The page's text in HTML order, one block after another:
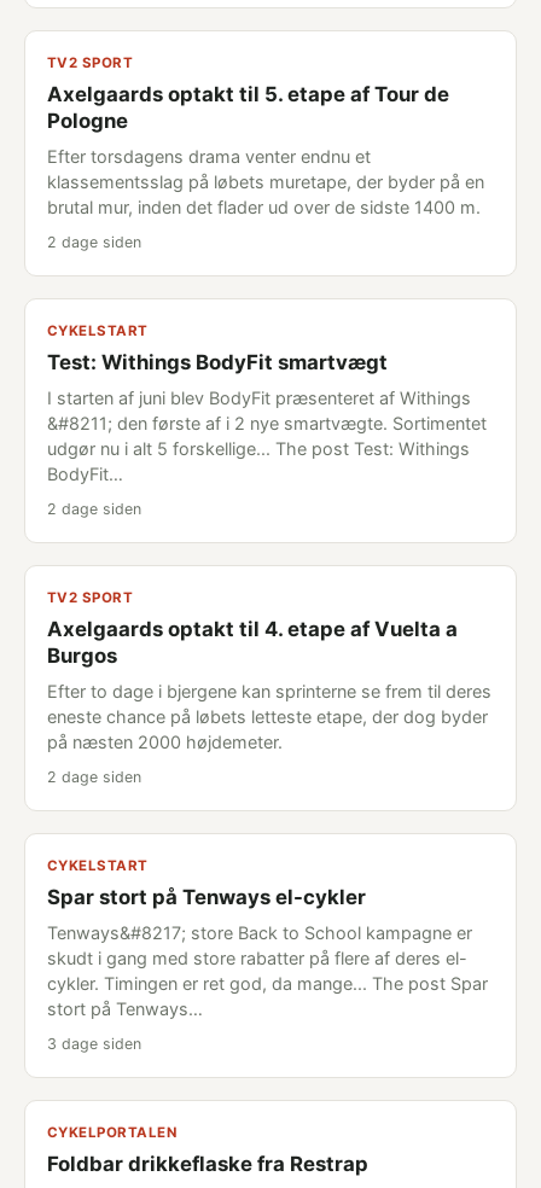
TV2 SPORT
Axelgaards optakt til 5. etape af Tour de
Pologne
Efter torsdagens drama venter endnu et
klassementsslag på løbets muretape, der byder på en
brutal mur, inden det flader ud over de sidste 1400 m.
2 dage siden
CYKELSTART
Test: Withings BodyFit smartvægt
I starten af juni blev BodyFit præsenteret af Withings
&#8211; den første af i 2 nye smartvægte. Sortimentet
udgør nu i alt 5 forskellige... The post Test: Withings
BodyFit…
2 dage siden
TV2 SPORT
Axelgaards optakt til 4. etape af Vuelta a
Burgos
Efter to dage i bjergene kan sprinterne se frem til deres
eneste chance på løbets letteste etape, der dog byder
på næsten 2000 højdemeter.
2 dage siden
CYKELSTART
Spar stort på Tenways el-cykler
Tenways&#8217; store Back to School kampagne er
skudt i gang med store rabatter på flere af deres el-
cykler. Timingen er ret god, da mange... The post Spar
stort på Tenways…
3 dage siden
CYKELPORTALEN
Foldbar drikkeflaske fra Restrap